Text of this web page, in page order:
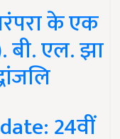
के एक
बी. एल. झा
24वीं